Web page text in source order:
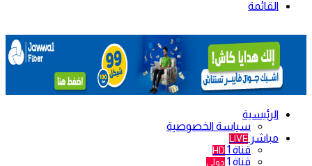
القائمة
الرئيسية
سياسة الخصوصية
مباشر LIVE
قناة 1 HD
قناة 1 دولي